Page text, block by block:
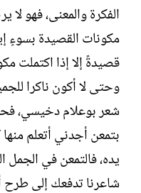
الفكرة والمعنى، فهو
مكونات القصيدة بسوءٍ
قصيدةً إلا إذا اكتملت
وحتى لا أكون ناكرا
شعر بوعلام دخيسي،
بتمعن أجدني أتعلم
يده، فالتمعن في الجمل
شاعرنا تدفعك إلى طرح